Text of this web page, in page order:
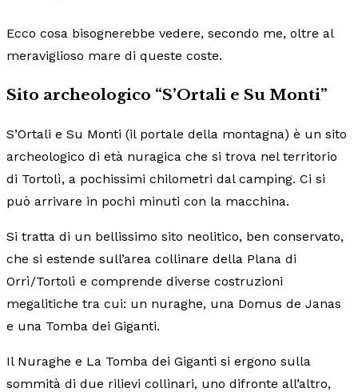
Ecco cosa bisognerebbe vedere, secondo me, oltre al
meraviglioso mare di queste coste.
Sito archeologico “S’Ortali e Su Monti”
S’Ortali e Su Monti (il portale della montagna) è un sito
archeologico di età nuragica che si trova nel territorio
di Tortolì, a pochissimi chilometri dal camping. Ci si
può arrivare in pochi minuti con la macchina.
Si tratta di un bellissimo sito neolitico, ben conservato,
che si estende sull’area collinare della Plana di
Orrì/Tortolì e comprende diverse costruzioni
megalitiche tra cui: un nuraghe, una Domus de Janas
e una Tomba dei Giganti.
Il Nuraghe e La Tomba dei Giganti si ergono sulla
sommità di due rilievi collinari, uno difronte all’altro,